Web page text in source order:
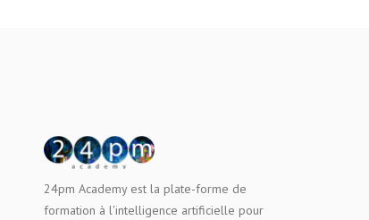
24pm Academy est la plate-forme de
formation à l'intelligence artificielle pour